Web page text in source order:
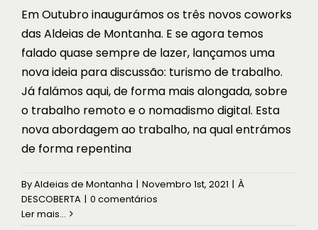
Em Outubro inaugurámos os três novos coworks
das Aldeias de Montanha. E se agora temos
falado quase sempre de lazer, lançamos uma
nova ideia para discussão: turismo de trabalho.
Já falámos aqui, de forma mais alongada, sobre
o trabalho remoto e o nomadismo digital. Esta
nova abordagem ao trabalho, na qual entrámos
de forma repentina
ByAldeias de Montanha | Novembro 1st, 2021 | À
DESCOBERTA | 0 comentários
Ler mais...